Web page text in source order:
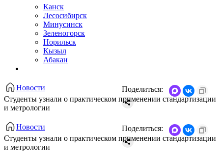
Канск
Лесосибирск
Минусинск
Зеленогорск
Норильск
Кызыл
Абакан
Новости
Студенты узнали о практическом применении стандартизации
и метрологии
Поделиться:
Новости
Студенты узнали о практическом применении стандартизации
и метрологии
Поделиться: